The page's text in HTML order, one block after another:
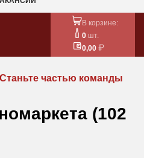
В корзине:
0 шт.
0,00
Станьте частью команды
(102